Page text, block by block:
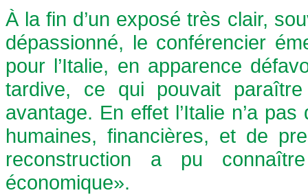
À la fin d’un exposé très clair,
dépassionné, le conférencier
pour l’Italie, en apparence
tardive, ce qui pouvait
avantage. En effet l’Italie n’a
humaines, financières, et de
reconstruction a pu
économique».